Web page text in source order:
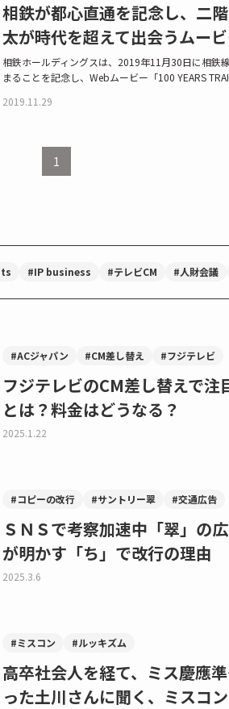
相鉄が都心直通を記念し、二
太が時代を超えて出会うムー
相鉄ホールディングスは、2019年11月30日に相鉄
まることを記念し、Webムービー「100 YEARS
2019.11.29
1
#IP business #テレビCM #人財会議
#ACジャパン #CM差し替え #フジテレビ
フジテレビのCM差し替えで注
とは？料金はどうなる？
2025.1.22
#コピーの改行 #サントリー翠 #交通広告
ＳＮＳで考察加速中「翠」の
が明かす「ち」で改行の理由
2025.3.6
#ミスコン #ルッキズム
高卒社会人を経て、ミス慶應
った土川さんに聞く、ミスコ